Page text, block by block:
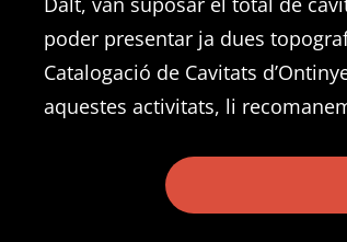
poder presentar ja dues
Catalogació de Cavitats
aquestes activitats, li